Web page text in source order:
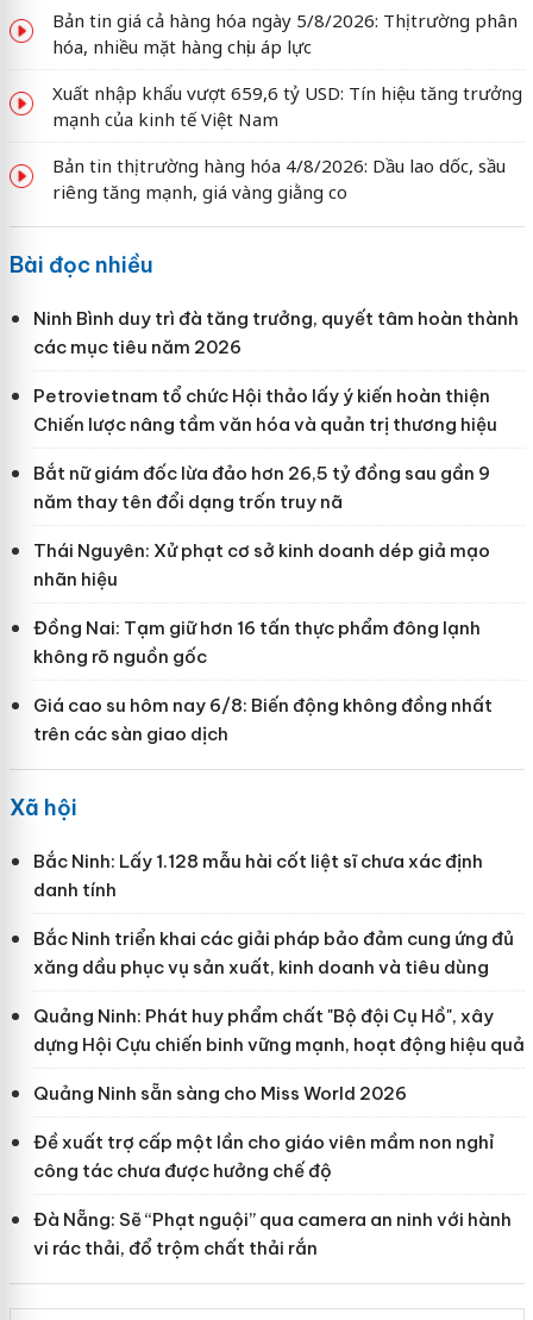
Bản tin giá cả hàng hóa ngày 5/8/2026: Thị trường phân
hóa, nhiều mặt hàng chịu áp lực
Xuất nhập khẩu vượt 659,6 tỷ USD: Tín hiệu tăng trưởng
mạnh của kinh tế Việt Nam
Bản tin thị trường hàng hóa 4/8/2026: Dầu lao dốc, sầu
riêng tăng mạnh, giá vàng giằng co
Bài đọc nhiều
Ninh Bình duy trì đà tăng trưởng, quyết tâm hoàn thành
các mục tiêu năm 2026
Petrovietnam tổ chức Hội thảo lấy ý kiến hoàn thiện
Chiến lược nâng tầm văn hóa và quản trị thương hiệu
Bắt nữ giám đốc lừa đảo hơn 26,5 tỷ đồng sau gần 9
năm thay tên đổi dạng trốn truy nã
Thái Nguyên: Xử phạt cơ sở kinh doanh dép giả mạo
nhãn hiệu
Đồng Nai: Tạm giữ hơn 16 tấn thực phẩm đông lạnh
không rõ nguồn gốc
Giá cao su hôm nay 6/8: Biến động không đồng nhất
trên các sàn giao dịch
Xã hội
Bắc Ninh: Lấy 1.128 mẫu hài cốt liệt sĩ chưa xác định
danh tính
Bắc Ninh triển khai các giải pháp bảo đảm cung ứng đủ
xăng dầu phục vụ sản xuất, kinh doanh và tiêu dùng
Quảng Ninh: Phát huy phẩm chất "Bộ đội Cụ Hồ", xây
dựng Hội Cựu chiến binh vững mạnh, hoạt động hiệu quả
Quảng Ninh sẵn sàng cho Miss World 2026
Đề xuất trợ cấp một lần cho giáo viên mầm non nghỉ
công tác chưa được hưởng chế độ
Đà Nẵng: Sẽ “Phạt nguội” qua camera an ninh với hành
vi rác thải, đổ trộm chất thải rắn